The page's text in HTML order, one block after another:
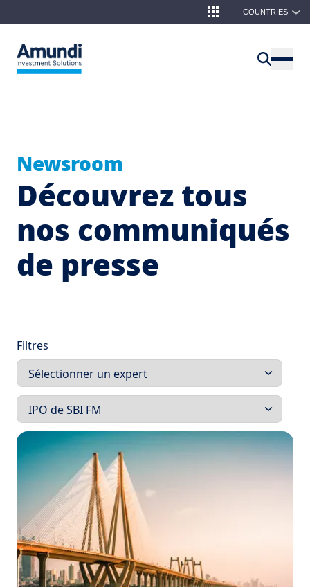
COUNTRIES ❯
Newsroom
Découvrez tous
nos communiqués
de presse
Filtres